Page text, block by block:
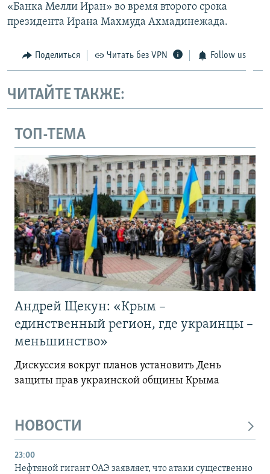
«Банка Мелли Иран» во время второго срока
президента Ирана Махмуда Ахмадинежада.
Поделиться Читать без VPN Follow us
ЧИТАЙТЕ ТАКЖЕ:
ТОП-ТЕМА
Андрей Щекун: «Крым –
единственный регион, где украинцы –
меньшинство»
Дискуссия вокруг планов установить День
защиты прав украинской общины Крыма
НОВОСТИ
23:00
Нефтяной гигант ОАЭ заявляет, что атаки существенно